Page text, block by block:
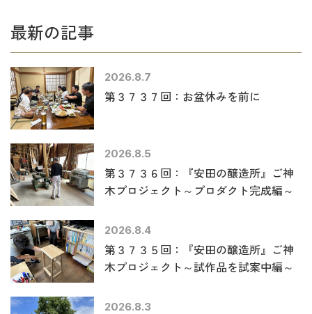
最新の記事
2026.8.7
第３７３７回：お盆休みを前に
2026.8.5
第３７３６回：『安田の醸造所』ご神
木プロジェクト～プロダクト完成編～
2026.8.4
第３７３５回：『安田の醸造所』ご神
木プロジェクト～試作品を試案中編～
2026.8.3